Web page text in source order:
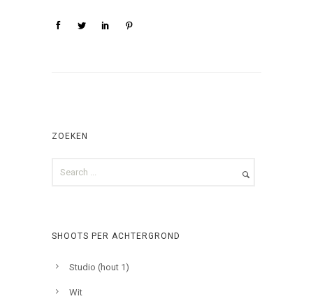
ZOEKEN
SHOOTS PER ACHTERGROND
Studio (hout 1)
Wit